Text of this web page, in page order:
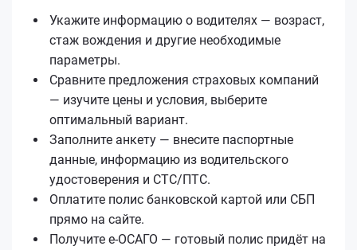
Укажите информацию о водителях — возраст,
стаж вождения и другие необходимые
параметры.
Сравните предложения страховых компаний
— изучите цены и условия, выберите
оптимальный вариант.
Заполните анкету — внесите паспортные
данные, информацию из водительского
удостоверения и СТС/ПТС.
Оплатите полис банковской картой или СБП
прямо на сайте.
Получите е‑ОСАГО — готовый полис придёт на